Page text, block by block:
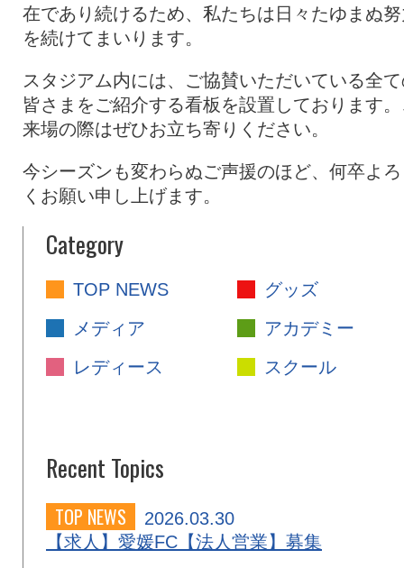
在であり続けるため、私たちは日々たゆまぬ
を続けてまいります。
スタジアム内には、ご協賛いただいている全
皆さまをご紹介する看板を設置しております
来場の際はぜひお立ち寄りください。
今シーズンも変わらぬご声援のほど、何卒よ
くお願い申し上げます。
Category
TOP NEWS
グッズ
メディア
アカデミー
レディース
スクール
Recent Topics
TOP NEWS
2026.03.30
【求人】愛媛FC【法人営業】募集